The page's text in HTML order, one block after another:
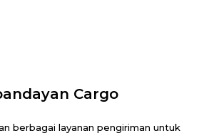
Cargo
berbagai layanan pengiriman untuk